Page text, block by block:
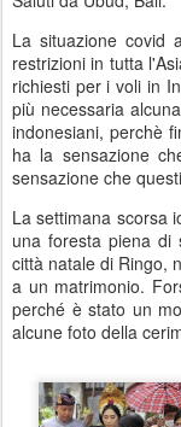
La situazione covid
restrizioni in tutta
richiesti per i voli in
più necessaria
indonesiani, perchè
ha la sensazione
sensazione che
La settimana scorsa
una foresta piena di
città natale di Ringo,
a un matrimonio.
perché è stato un
alcune foto della